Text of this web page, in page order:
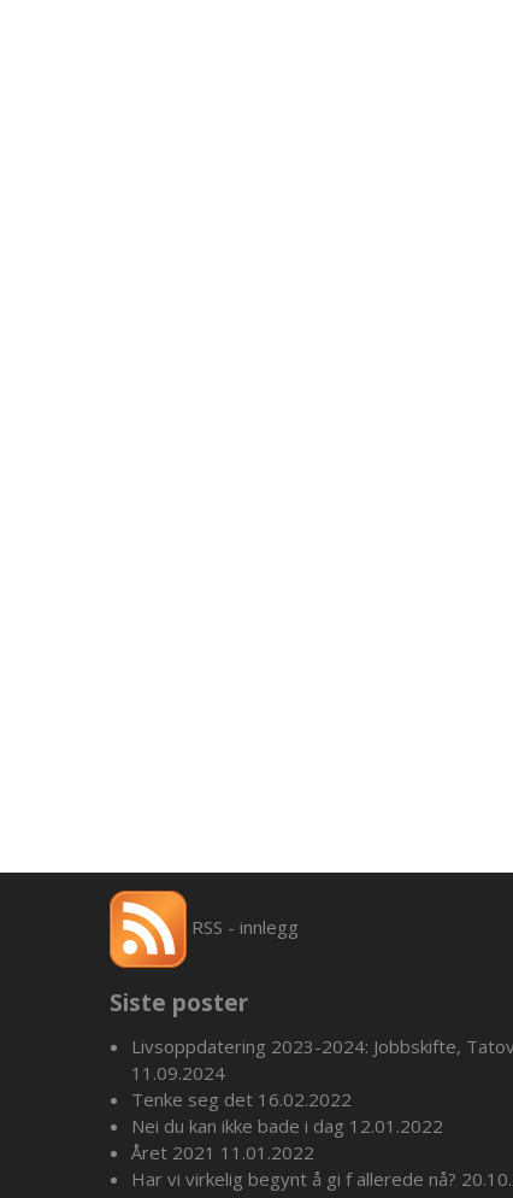
RSS - innlegg
Siste poster
Livsoppdatering 2023-2024: Jobbskifte,
11.09.2024
Tenke seg det 16.02.2022
Nei du kan ikke bade i dag 12.01.2022
Året 2021 11.01.2022
Har vi virkelig begynt å gi f allerede nå?